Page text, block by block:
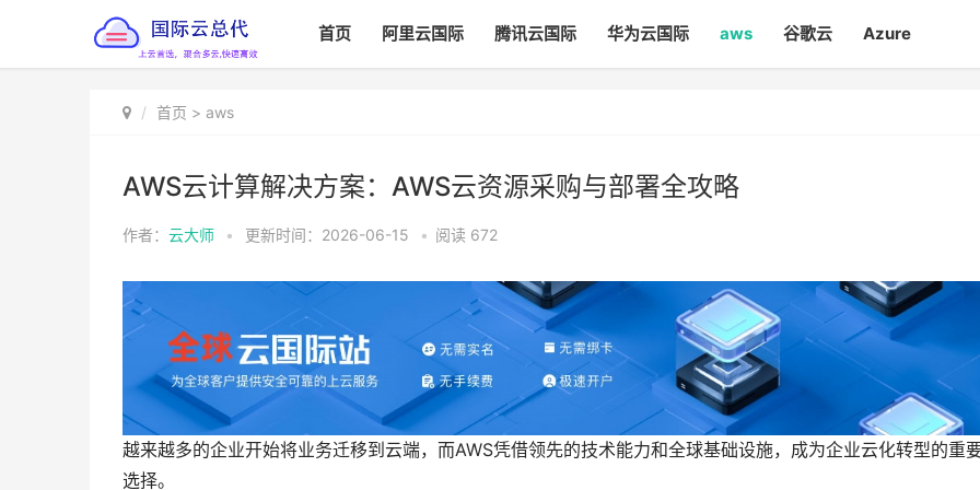
首页 阿里云国际 腾讯云国际 华为云国际 aws 谷歌云 Azure
首页 > aws
AWS云计算解决方案：AWS云资源采购与部署全攻略
作者： 云大师 • 更新时间：2026-06-15 • 阅读 672
越来越多的企业开始将业务迁移到云端，而AWS凭借领先的技术能力和全球基础设施，成为企业云化转型的重
选择。